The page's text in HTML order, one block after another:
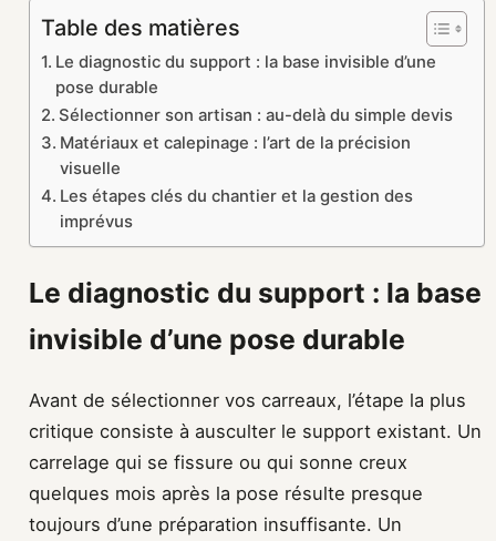
Table des matières
Le diagnostic du support : la base invisible d’une
pose durable
Sélectionner son artisan : au-delà du simple devis
Matériaux et calepinage : l’art de la précision
visuelle
Les étapes clés du chantier et la gestion des
imprévus
Le diagnostic du support : la base
invisible d’une pose durable
Avant de sélectionner vos carreaux, l’étape la plus
critique consiste à ausculter le support existant. Un
carrelage qui se fissure ou qui sonne creux
quelques mois après la pose résulte presque
toujours d’une préparation insuffisante. Un